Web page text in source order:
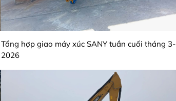
Tổng hợp giao máy xúc SANY tuần cuối tháng 3-
2026